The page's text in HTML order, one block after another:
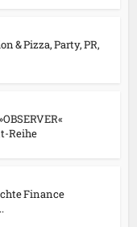
& Pizza, Party, PR,
Reihe
Finance